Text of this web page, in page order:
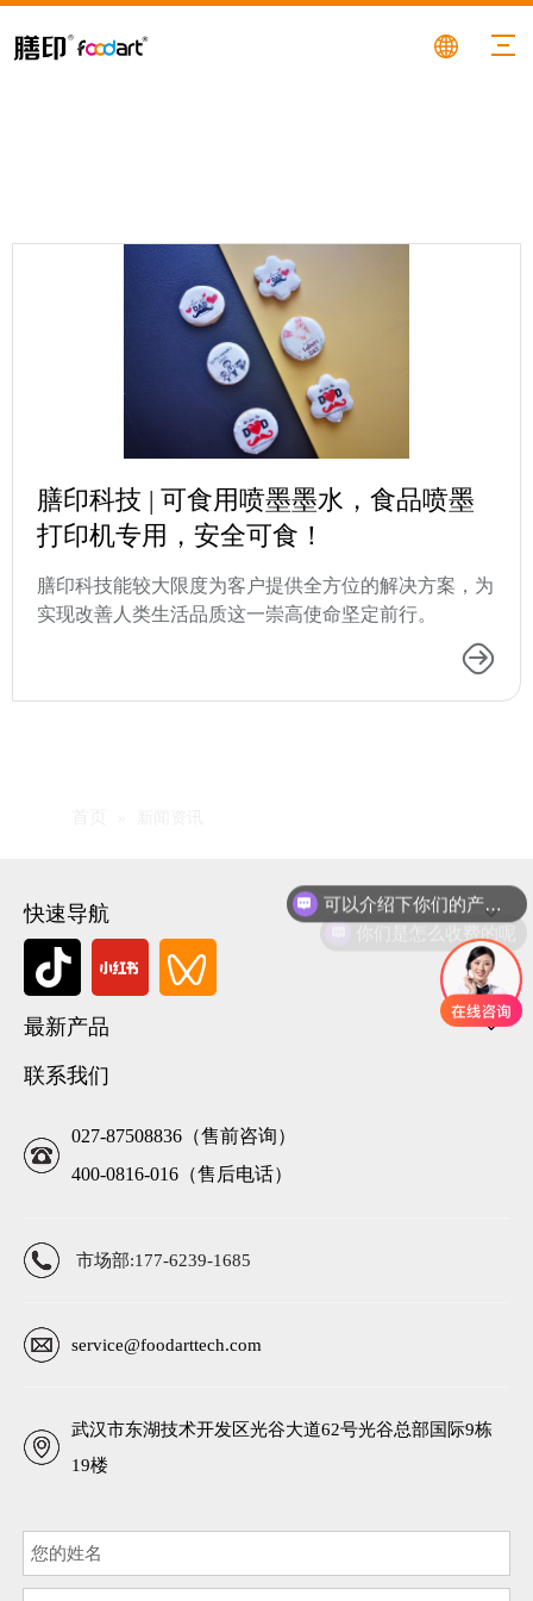
膳印科技 | 可食用喷墨墨水，食品喷墨
打印机专用，安全可食！
膳印科技能较大限度为客户提供全方位的解决方案，为
实现改善人类生活品质这一崇高使命坚定前行。
快速导航
最新产品
联系我们
027-87508836（售前咨询）
400-0816-016（售后电话）
市场部:177-6239-1685
service@foodarttech.com
武汉市东湖技术开发区光谷大道62号光谷总部国际9栋
19楼
可以介绍下你们的产品么
你们是怎么收费的呢